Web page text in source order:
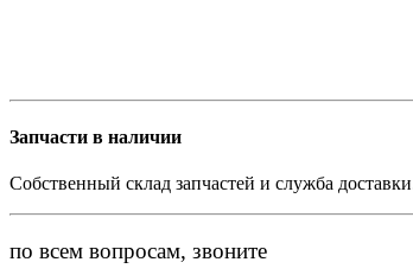
Запчасти в наличии
Собственный склад запчастей и служба
по всем вопросам, звоните